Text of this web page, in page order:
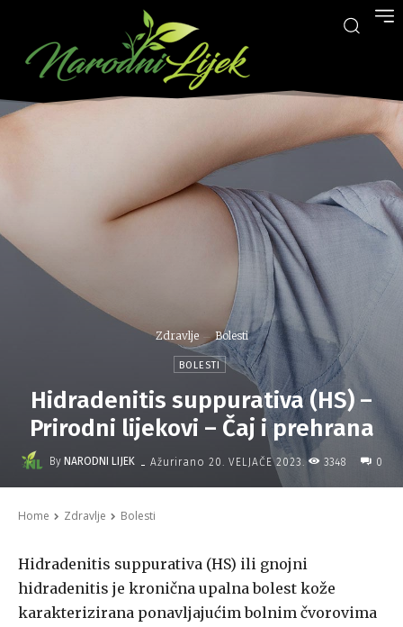
Zdravlje Bolesti
BOLESTI
Hidradenitis suppurativa (HS) –
Prirodni lijekovi – Čaj i prehrana
By NARODNI LIJEK - Ažurirano 20. VELJAČE 2023. 3348 0
Home Zdravlje Bolesti
Hidradenitis suppurativa (HS) ili gnojni
hidradenitis je kronična upalna bolest kože
karakterizirana ponavljajućim bolnim čvorovima